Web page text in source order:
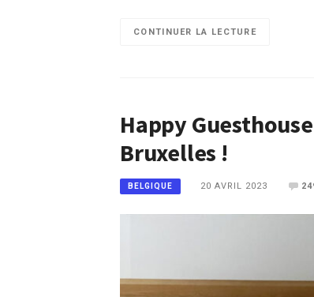
CONTINUER LA LECTURE
Happy
Bruxelles !
BELGIQUE 20 AVRIL 2023